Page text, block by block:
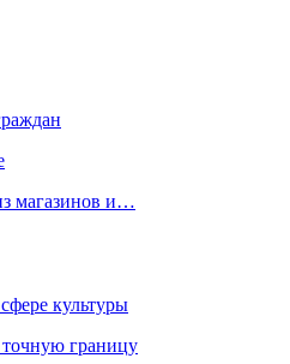
магазинов и…
культуры
границу